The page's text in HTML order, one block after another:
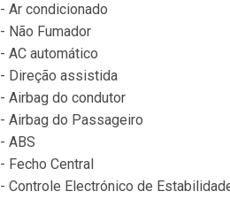
- Ar condicionado
- Não Fumador
- AC automático
- Direção assistida
- Airbag do condutor
- Airbag do Passageiro
- ABS
- Fecho Central
- Controle Electrónico de